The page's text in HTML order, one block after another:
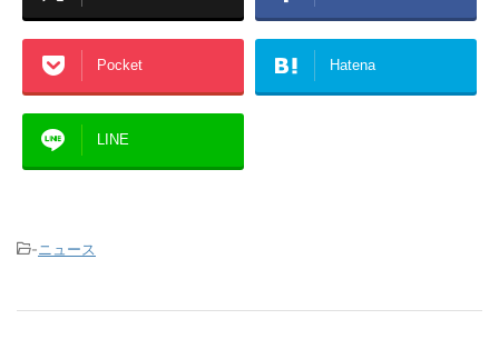
Pocket Hatena
LINE
-ニュース